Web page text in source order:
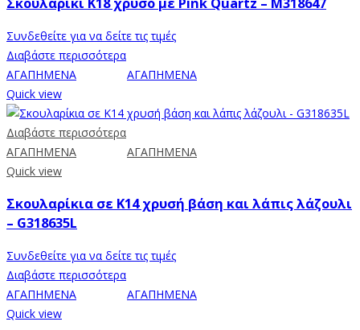
Σκουλαρίκι Κ18 χρυσό με Pink Quartz – M318647
Συνδεθείτε για να δείτε τις τιμές
Διαβάστε περισσότερα
ΑΓΑΠΗΜΕΝΑ
ΑΓΑΠΗΜΕΝΑ
Quick view
Διαβάστε περισσότερα
ΑΓΑΠΗΜΕΝΑ
ΑΓΑΠΗΜΕΝΑ
Quick view
Σκουλαρίκια σε Κ14 χρυσή βάση και λάπις λάζουλι
– G318635L
Συνδεθείτε για να δείτε τις τιμές
Διαβάστε περισσότερα
ΑΓΑΠΗΜΕΝΑ
ΑΓΑΠΗΜΕΝΑ
Quick view